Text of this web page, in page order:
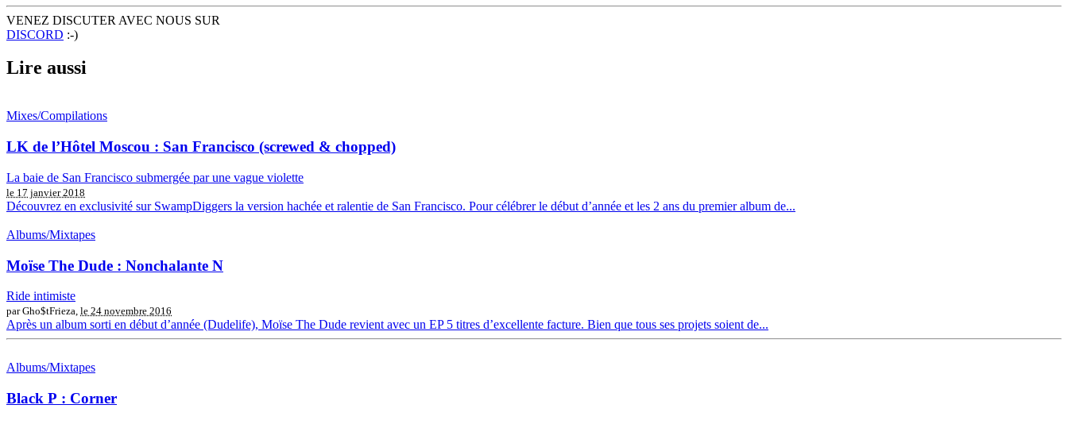
VENEZ DISCUTER AVEC NOUS SUR
DISCORD :-)
Lire aussi
Mixes/Compilations
LK de l’Hôtel Moscou : San Francisco (screwed & chopped)
La baie de San Francisco submergée par une vague violette
le 17 janvier 2018
Découvrez en exclusivité sur SwampDiggers la version hachée et ralentie de San Francisco. Pour célébrer le début d’année et les 2 ans du premier album de...
Albums/Mixtapes
Moïse The Dude : Nonchalante N
Ride intimiste
par Gho$tFrieza, le 24 novembre 2016
Après un album sorti en début d’année (Dudelife), Moïse The Dude revient avec un EP 5 titres d’excellente facture. Bien que tous ses projets soient de...
Albums/Mixtapes
Black P : Corner